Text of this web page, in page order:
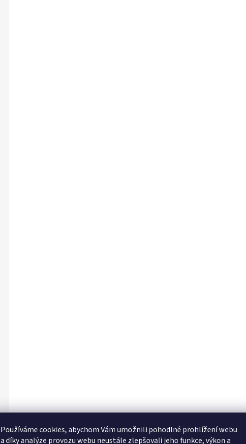
Používáme cookies, abychom Vám umožnili pohodlné prohlížení webu
a díky analýze provozu webu neustále zlepšovali jeho funkce, výkon a